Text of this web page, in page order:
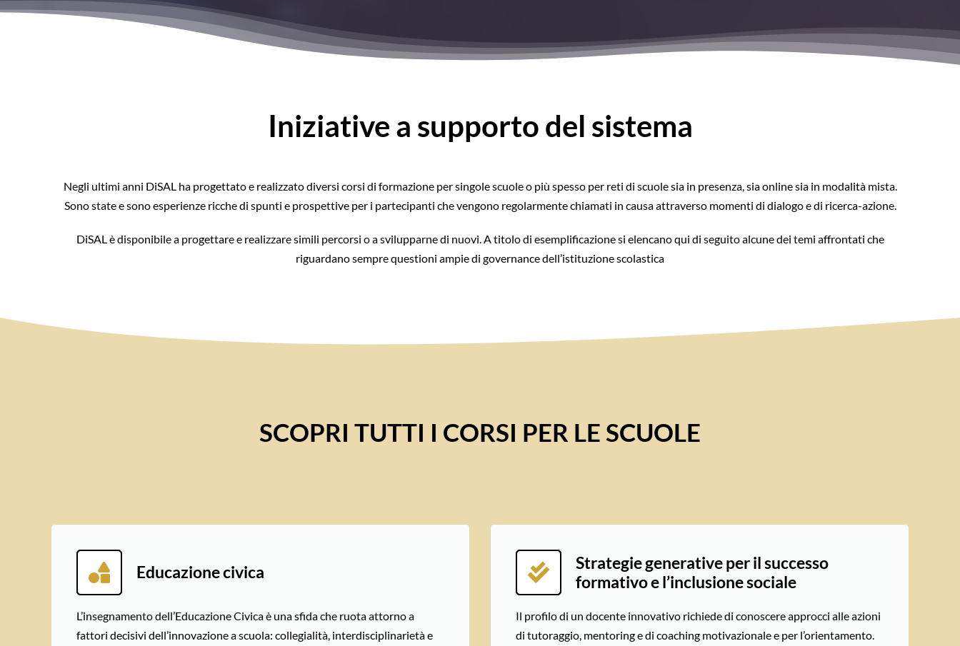
Iniziative a supporto del sistema
Negli ultimi anni DiSAL ha progettato e realizzato diversi corsi di formazione per singole scuole o più spesso per reti di scuole sia in presenza, sia online sia in modalità mista.
Sono state e sono esperienze ricche di spunti e prospettive per i partecipanti che vengono regolarmente chiamati in causa attraverso momenti di dialogo e di ricerca-azione.
DiSAL è disponibile a progettare e realizzare simili percorsi o a svilupparne di nuovi. A titolo di esemplificazione si elencano qui di seguito alcune dei temi affrontati che
riguardano sempre questioni ampie di governance dell’istituzione scolastica
SCOPRI TUTTI I CORSI PER LE SCUOLE
Educazione civica
L’insegnamento dell’Educazione Civica è una sfida che ruota attorno a
fattori decisivi dell’innovazione a scuola: collegialità, interdisciplinarietà e
Strategie generative per il successo
formativo e l’inclusione sociale
Il profilo di un docente innovativo richiede di conoscere approcci alle azioni
di tutoraggio, mentoring e di coaching motivazionale e per l’orientamento.